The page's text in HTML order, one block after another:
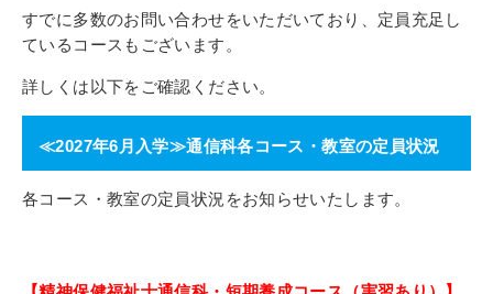
卒業生の皆さまへ
新着情報
お問い合わせ
すでに多数のお問い合わせをいただいており、定員充足し
ているコースもございます。
詳しくは以下をご確認ください。
≪2027年6月入学≫通信科各コース・教室の定員状況
各コース・教室の定員状況をお知らせいたします。